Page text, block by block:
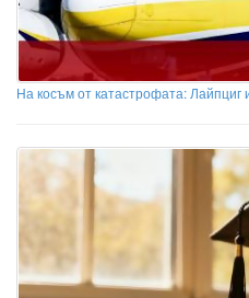
На косъм от катастрофата: Лайпциг